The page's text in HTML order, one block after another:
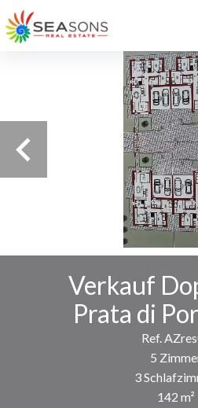
Verkauf
Prata di
Ref.
5
3
142 m²